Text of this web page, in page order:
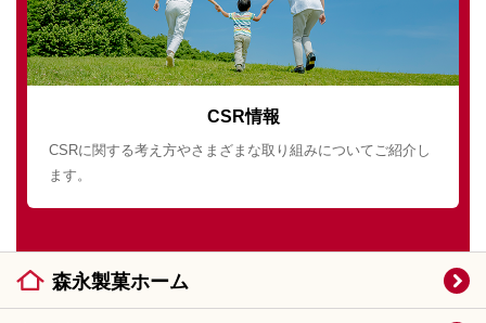
CSR情報
CSRに関する考え方やさまざまな取り組みについてご紹介し
ます。
森永製菓ホーム